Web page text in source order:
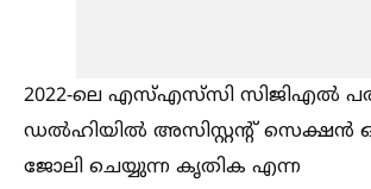
2022-ലെ എസ്‌എസ്‌സി സിജിഎല്‍
ഡല്‍ഹിയില്‍ അസിസ്റ്റന്റ് സെക്ഷൻ
ജോലി ചെയ്യുന്ന കൃതിക എന്ന